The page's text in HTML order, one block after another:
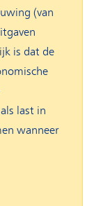
(van
is dat de
last in
wanneer